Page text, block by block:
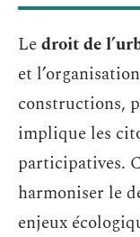
Ledroit de
et
constructions,
implique les
participatives.
harmoniser le
enjeux